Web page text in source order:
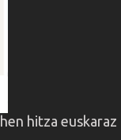
hitza euskaraz